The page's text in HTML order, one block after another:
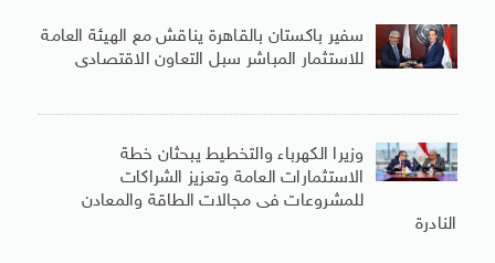
سفير باكستان بالقاهرة يناقش مع الهيئة العامة
للاستثمار المباشر سبل التعاون الاقتصادى
وزيرا الكهرباء والتخطيط يبحثان خطة
الاستثمارات العامة وتعزيز الشراكات
للمشروعات فى مجالات الطاقة والمعادن
النادرة